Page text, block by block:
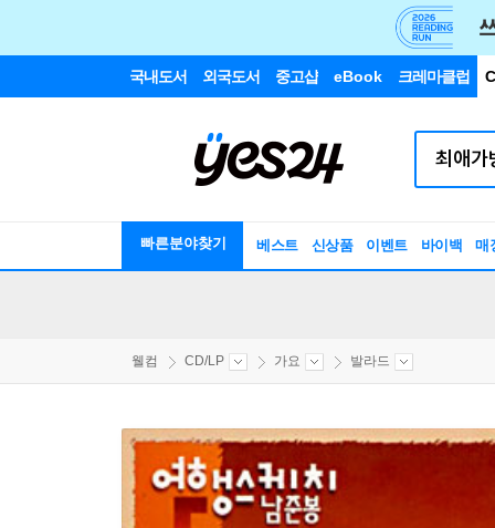
국내도서 외국도서 중고샵 eBook 크레마클럽
빠른분야찾기 베스트 신상품 이벤트 바이백 매
웰컴 CD/LP 가요 발라드